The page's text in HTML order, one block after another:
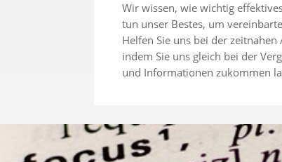
Wir wissen, wie wichtig
tun unser Bestes, um
Helfen Sie uns bei der
indem Sie uns gleich bei der
und Informationen zukommen